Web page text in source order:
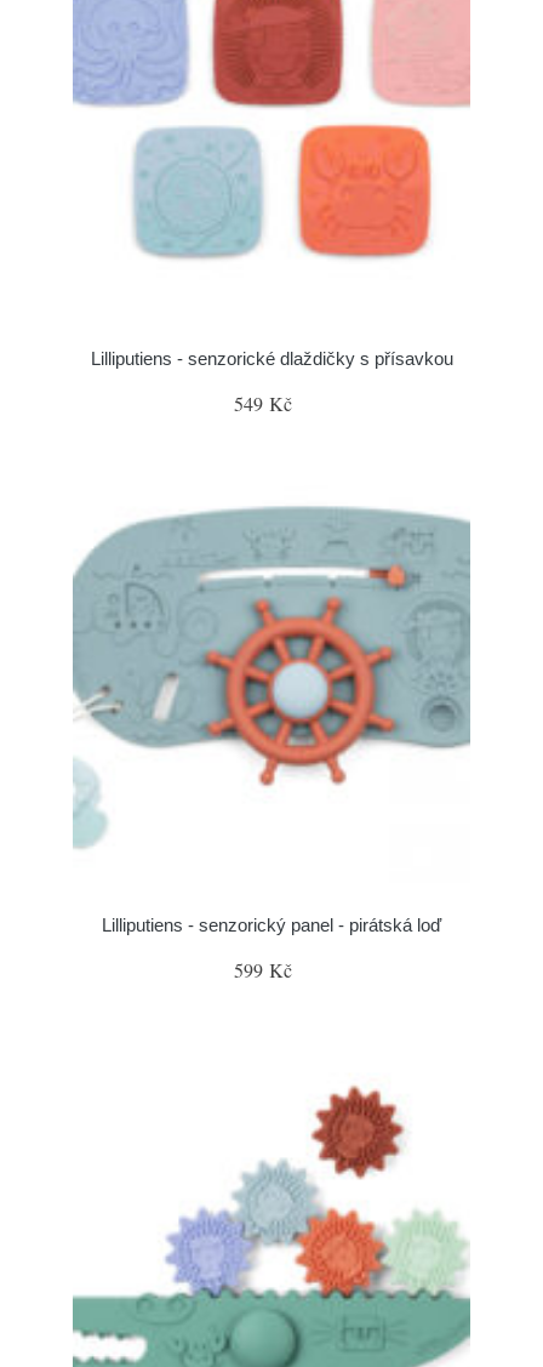
Lilliputiens - senzorické dlaždičky s přísavkou
549 Kč
Lilliputiens - senzorický panel - pirátská loď
599 Kč